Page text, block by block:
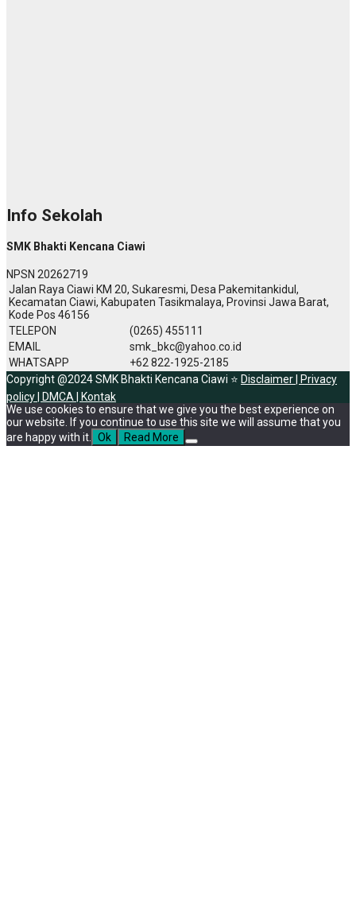
Info Sekolah
SMK Bhakti Kencana Ciawi
NPSN 20262719
Jalan Raya Ciawi KM 20, Sukaresmi, Desa Pakemitankidul,
Kecamatan Ciawi, Kabupaten Tasikmalaya, Provinsi Jawa Barat,
Kode Pos 46156
TELEPON
(0265) 455111
EMAIL
smk_bkc@yahoo.co.id
WHATSAPP
+62 822-1925-2185
Copyright @2024 SMK Bhakti Kencana Ciawi ⭐ Disclaimer |
Privacy
policy |
DMCA |
Kontak
We use cookies to ensure that we give you the best experience on
our website. If you continue to use this site we will assume that you
are happy with it.
Ok Read More